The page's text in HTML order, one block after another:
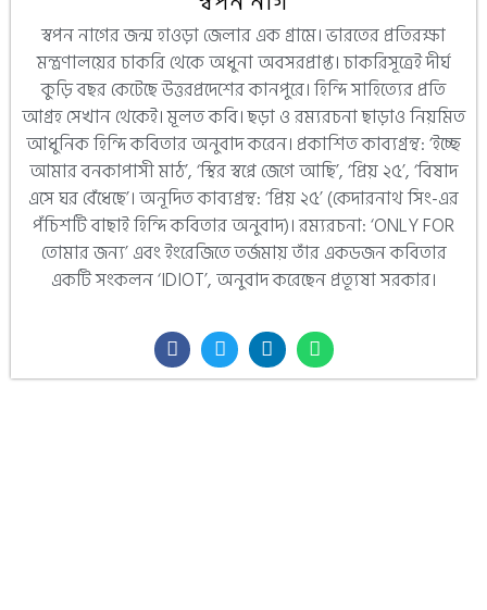
স্বপন নাগের জন্ম হাওড়া জেলার এক গ্রামে। ভারতের প্রতিরক্ষা
মন্ত্রণালয়ের চাকরি থেকে অধুনা অবসরপ্রাপ্ত। চাকরিসূত্রেই দীর্ঘ
কুড়ি বছর কেটেছে উত্তরপ্রদেশের কানপুরে। হিন্দি সাহিত্যের প্রতি
আগ্রহ সেখান থেকেই। মূলত কবি। ছড়া ও রম্যরচনা ছাড়াও নিয়মিত
আধুনিক হিন্দি কবিতার অনুবাদ করেন। প্রকাশিত কাব্যগ্রন্থ: ‘ইচ্ছে
আমার বনকাপাসী মাঠ’, ‘স্থির স্বপ্নে জেগে আছি’, ‘প্রিয় ২৫’, ‘বিষাদ
এসে ঘর বেঁধেছে’। অনূদিত কাব্যগ্রন্থ: ‘প্রিয় ২৫’ (কেদারনাথ সিং-এর
পঁচিশটি বাছাই হিন্দি কবিতার অনুবাদ)। রম্যরচনা: ‘ONLY FOR
তোমার জন্য’ এবং ইংরেজিতে তর্জমায় তাঁর একডজন কবিতার
একটি সংকলন ‘IDIOT’, অনুবাদ করেছেন প্রত্যূষা সরকার।